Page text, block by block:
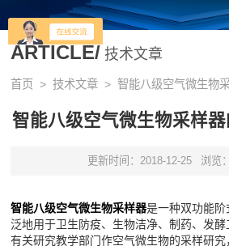
ARTICLE/ 技术文章
首页 >技术文章 > 智能八级空气微生物
智能八级空气微生物采样
更新时间：2018-12-25 浏览
智能八级空气微生物采样器是一种双功能
泛地用于卫生防疫、生物洁净、制药、发
有关研究教学部门作空气微生物的采样研